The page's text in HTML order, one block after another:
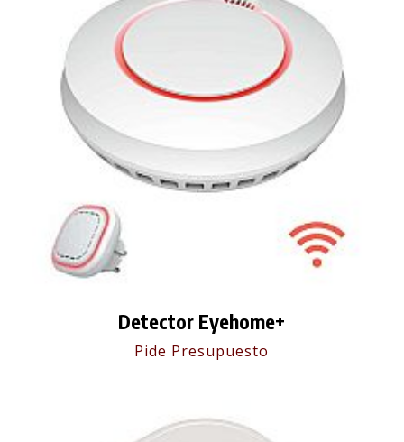
Detector Eyehome+
Pide Presupuesto